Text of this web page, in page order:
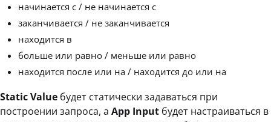
начинается с / не начинается с
заканчивается / не заканчивается
находится в
больше или равно / меньше или равно
находится после или на / находится до или на
Static Value будет статически задаваться при
построении запроса, а App Input будет настраиваться в